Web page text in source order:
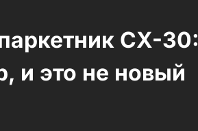
CX-30:
и это не новый